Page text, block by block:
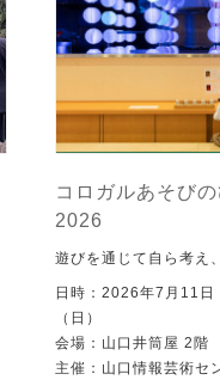
コロガルあそび
2026
遊びを通じて自ら考え
日時：2026年7月11
（日）
会場：山口井筒屋 2階
主催：山口情報芸術セ